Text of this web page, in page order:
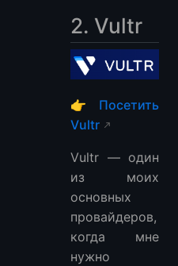
2. Vultr
👉 Посетить
Vultr
Vultr — один
из моих
основных
провайдеров,
когда мне
нужно